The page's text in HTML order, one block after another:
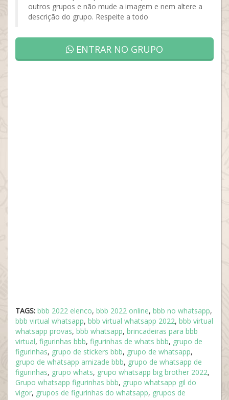
outros grupos e não mude a imagem e nem altere a
descrição do grupo. Respeite a todo
ENTRAR NO GRUPO
TAGS: bbb 2022 elenco, bbb 2022 online, bbb no whatsapp,
bbb virtual whatsapp, bbb virtual whatsapp 2022, bbb virtual
whatsapp provas, bbb whatsapp, brincadeiras para bbb
virtual, figurinhas bbb, figurinhas de whats bbb, grupo de
figurinhas, grupo de stickers bbb, grupo de whatsapp,
grupo de whatsapp amizade bbb, grupo de whatsapp de
figurinhas, grupo whats, grupo whatsapp big brother 2022,
Grupo whatsapp figurinhas bbb, grupo whatsapp gil do
vigor, grupos de figurinhas do whatsapp, grupos de